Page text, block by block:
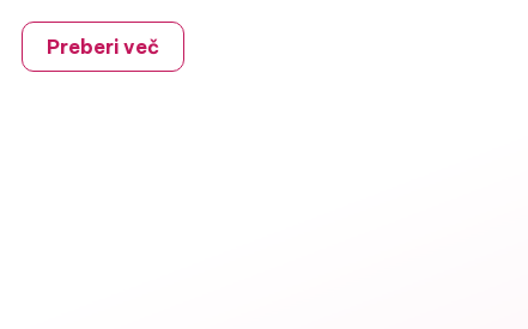
Preberi več